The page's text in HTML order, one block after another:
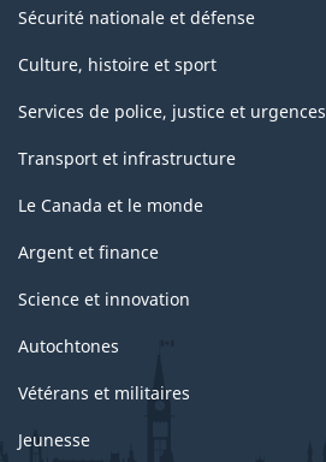
Sécurité nationale et défense
Culture, histoire et sport
Services de police, justice et urgences
Transport et infrastructure
Le Canada et le monde
Argent et finance
Science et innovation
Autochtones
Vétérans et militaires
Jeunesse